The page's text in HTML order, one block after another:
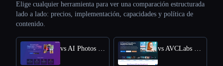
Elige cualquier herramienta para ver una comparación estructurada
lado a lado: precios, implementación, capacidades y política de
contenido.
vs AI Photos Editor vs AVCLabs PhotoPro AI